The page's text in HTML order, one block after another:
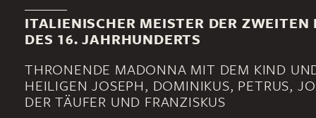
ITALIENISCHER MEISTER DER ZWEITEN
DES 16. JAHRHUNDERTS
THRONENDE MADONNA MIT DEM KIND
HEILIGEN JOSEPH, DOMINIKUS, PETRUS,
DER TÄUFER UND FRANZISKUS